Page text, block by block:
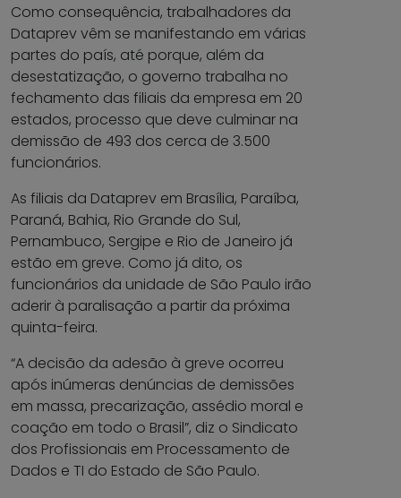
Como consequência, trabalhadores da
Dataprev vêm se manifestando em várias
partes do país, até porque, além da
desestatização, o governo trabalha no
fechamento das filiais da empresa em 20
estados, processo que deve culminar na
demissão de 493 dos cerca de 3.500
funcionários.
As filiais da Dataprev em Brasília, Paraíba,
Paraná, Bahia, Rio Grande do Sul,
Pernambuco, Sergipe e Rio de Janeiro já
estão em greve. Como já dito, os
funcionários da unidade de São Paulo irão
aderir à paralisação a partir da próxima
quinta-feira.
“A decisão da adesão à greve ocorreu
após inúmeras denúncias de demissões
em massa, precarização, assédio moral e
coação em todo o Brasil”, diz o Sindicato
dos Profissionais em Processamento de
Dados e TI do Estado de São Paulo.